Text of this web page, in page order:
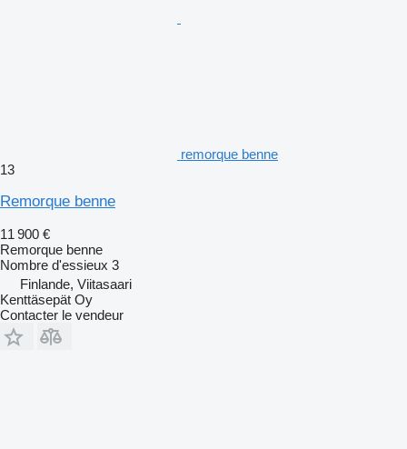
remorque benne
13
Remorque benne
11 900 €
Remorque benne
Nombre d'essieux 3
Finlande, Viitasaari
Kenttäsepät Oy
Contacter le vendeur